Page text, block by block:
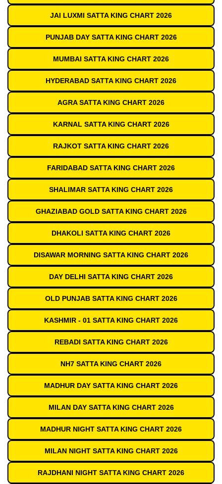
JAI LUXMI SATTA KING CHART 2026
PUNJAB DAY SATTA KING CHART 2026
MUMBAI SATTA KING CHART 2026
HYDERABAD SATTA KING CHART 2026
AGRA SATTA KING CHART 2026
KARNAL SATTA KING CHART 2026
RAJKOT SATTA KING CHART 2026
FARIDABAD SATTA KING CHART 2026
SHALIMAR SATTA KING CHART 2026
GHAZIABAD GOLD SATTA KING CHART 2026
DHAKOLI SATTA KING CHART 2026
DISAWAR MORNING SATTA KING CHART 2026
DAY DELHI SATTA KING CHART 2026
OLD PUNJAB SATTA KING CHART 2026
KASHMIR - 01 SATTA KING CHART 2026
REBADI SATTA KING CHART 2026
NH7 SATTA KING CHART 2026
MADHUR DAY SATTA KING CHART 2026
MILAN DAY SATTA KING CHART 2026
MADHUR NIGHT SATTA KING CHART 2026
MILAN NIGHT SATTA KING CHART 2026
RAJDHANI NIGHT SATTA KING CHART 2026